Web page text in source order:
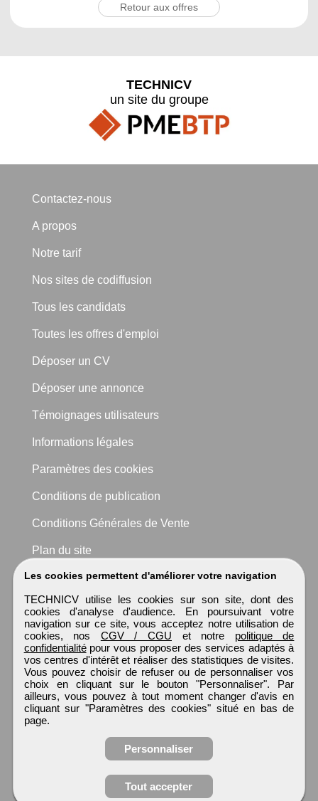
Retour aux offres
Les cookies permettent d'améliorer votre navigation
TECHNICV utilise les cookies sur son site, dont des
cookies d'analyse d'audience. En poursuivant votre
navigation sur ce site, vous acceptez notre utilisation de
cookies, nos CGV / CGU et notre politique de
confidentialitépour vous proposer des services adaptés à
vos centres d'intérêt et réaliser des statistiques de visites.
Vous pouvez choisir de refuser ou de personnaliser vos
choix en cliquant sur le bouton "Personnaliser". Par
ailleurs, vous pouvez à tout moment changer d'avis en
cliquant sur "Paramètres des cookies" situé en bas de
page.
Personnaliser
Tout accepter
TECHNICV
un site du groupe
Contactez-nous
A propos
Notre tarif
Nos sites de codiffusion
Tous les candidats
Toutes les offres d'emploi
Déposer un CV
Déposer une annonce
Témoignages utilisateurs
Informations légales
Paramètres des cookies
Conditions de publication
Conditions Générales de Vente
Plan du site
TECHNICV